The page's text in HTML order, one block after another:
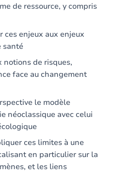
de ressource, y compris
ces enjeux aux enjeux
santé
notions de risques,
face au changement
le modèle
néoclassique avec celui
ces limites à une
en particulier sur la
et les liens